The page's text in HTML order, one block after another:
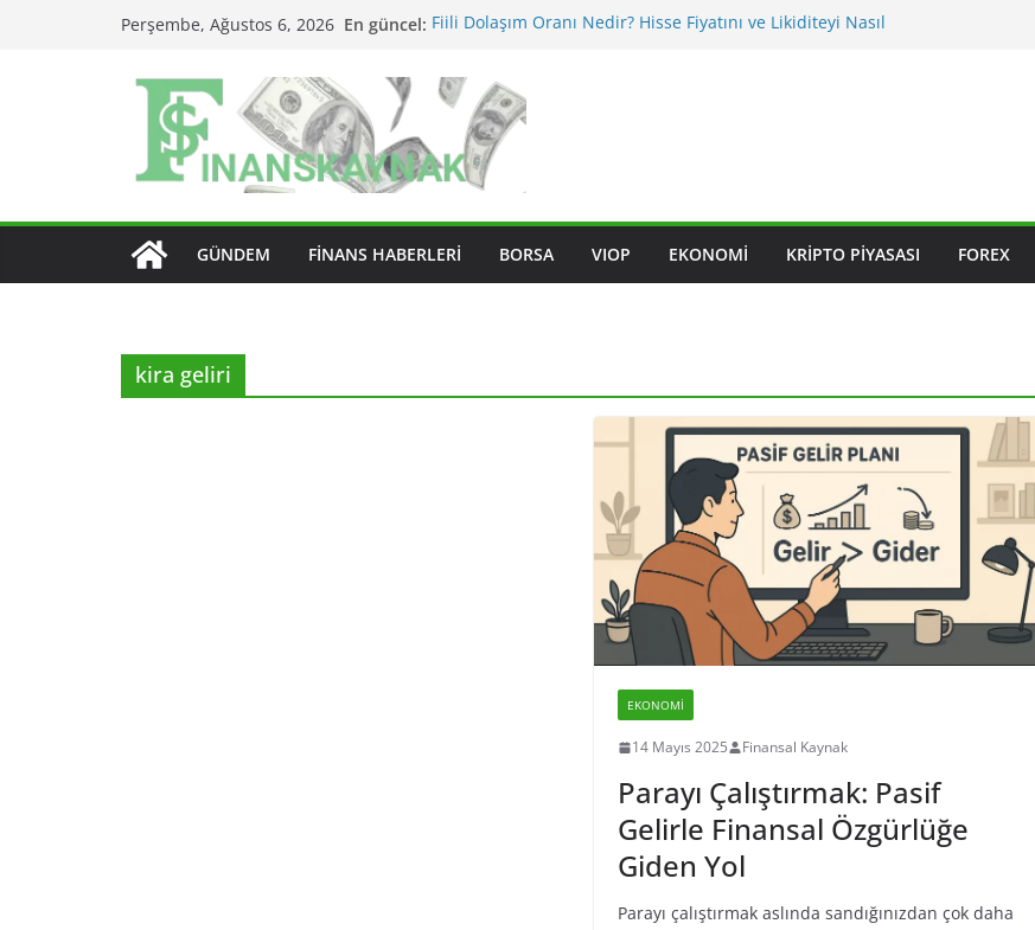
Perşembe, Ağustos 6, 2026 En güncel: Fiili Dolaşım Oranı Nedir? Hisse Fiyatını ve Likiditeyi Nasıl
MSCI Endeks Değişiklikleri BIST Hisselerini Nasıl Etkiler?
BIST Endeks Değişiklikleri Hisseleri Nasıl Etkiler?
BIST Sektör Endeksleri Nedir? Sektörel Rotasyon Nasıl Takip
Edilir?
GÜNDEM FINANS HABERLERI BORSA VIOP EKONOMI KRIPTO PIYASASI FOREX
kira geliri
EKONOMI
14 Mayıs 2025 Finansal Kaynak
Parayı Çalıştırmak: Pasif
Gelirle Finansal Özgürlüğe
Giden Yol
Parayı çalıştırmak aslında sandığınızdan çok daha